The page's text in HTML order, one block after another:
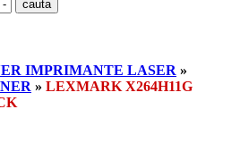
IMPRIMANTE LASER »
» LEXMARK X264H11G